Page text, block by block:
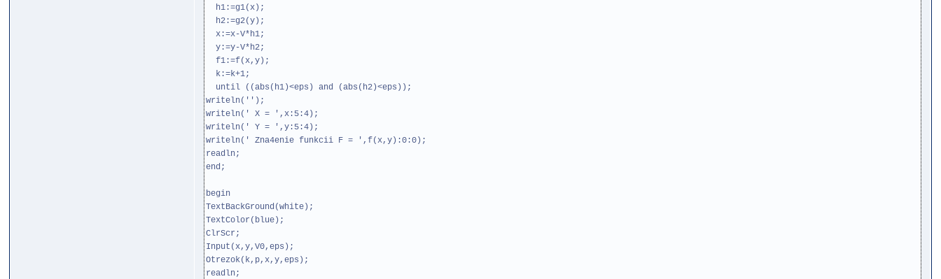
h1:=g1(x);
h2:=g2(y);
x:=x-V*h1;
y:=y-V*h2;
f1:=f(x,y);
k:=k+1;
until ((abs(h1)<eps) and (abs(h2)<eps));
writeln('');
writeln(' X = ',x:5:4);
writeln(' Y = ',y:5:4);
writeln(' Zna4enie funkcii F = ',f(x,y):0:0);
readln;
end;
begin
TextBackGround(white);
TextColor(blue);
ClrScr;
Input(x,y,V0,eps);
Otrezok(k,p,x,y,eps);
readln;